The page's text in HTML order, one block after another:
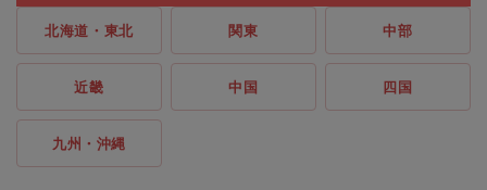
北海道・東北 関東 中部
近畿 中国 四国
九州・沖縄